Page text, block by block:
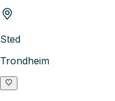
Sted
Trondheim